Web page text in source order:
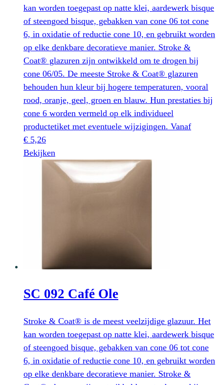
kan worden toegepast op natte klei, aardewerk bisque
of steengoed bisque, gebakken van cone 06 tot cone
6, in oxidatie of reductie cone 10, en gebruikt worden
op elke denkbare decoratieve manier. Stroke &
Coat® glazuren zijn ontwikkeld om te drogen bij
cone 06/05. De meeste Stroke & Coat® glazuren
behouden hun kleur bij hogere temperaturen, vooral
rood, oranje, geel, groen en blauw. Hun prestaties bij
cone 6 worden vermeld op elk individueel
productetiket met eventuele wijzigingen. Vanaf
€ 5,26
Bekijken
product
heeft
gekozen
worden
de
SC 092 Café Ole
Stroke & Coat® is de meest veelzijdige glazuur. Het
kan worden toegepast op natte klei, aardewerk bisque
of steengoed bisque, gebakken van cone 06 tot cone
6, in oxidatie of reductie cone 10, en gebruikt worden
op elke denkbare decoratieve manier. Stroke &